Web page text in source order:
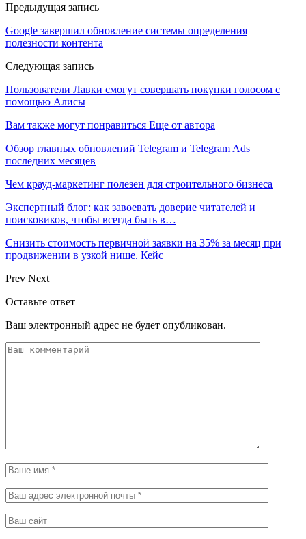
Предыдущая запись
Google завершил обновление системы определения
полезности контента
Следующая запись
Пользователи Лавки смогут совершать покупки голосом с
помощью Алисы
Вам также могут понравиться Еще от автора
Обзор главных обновлений Telegram и Telegram Ads
последних месяцев
Чем крауд-маркетинг полезен для строительного бизнеса
Экспертный блог: как завоевать доверие читателей и
поисковиков, чтобы всегда быть в…
Снизить стоимость первичной заявки на 35% за месяц при
продвижении в узкой нише. Кейс
Prev Next
Оставьте ответ
Ваш электронный адрес не будет опубликован.